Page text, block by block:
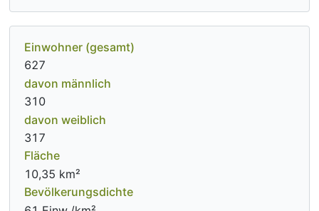
Einwohner (gesamt)
627
davon männlich
310
davon weiblich
317
Fläche
10,35 km²
Bevölkerungsdichte